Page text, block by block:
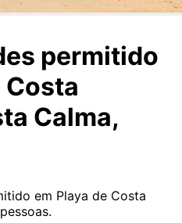
permitido
Costa
Calma,
em Playa de Costa